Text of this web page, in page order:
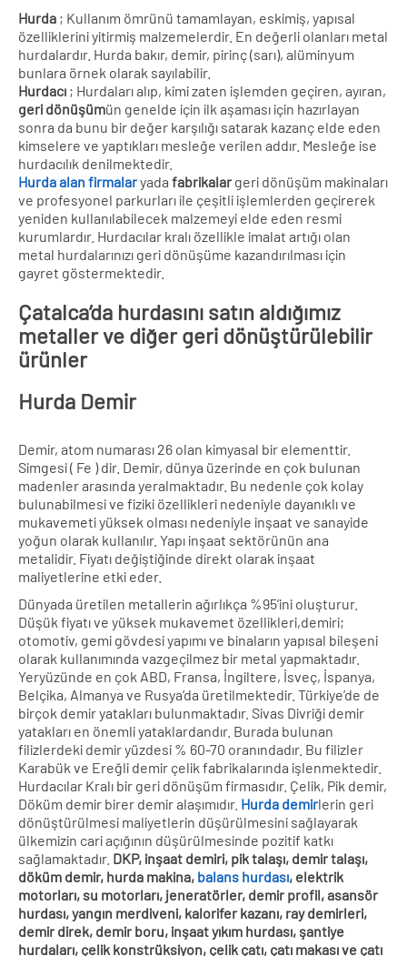
Hurda ; Kullanım ömrünü tamamlayan, eskimiş, yapısal
özelliklerini yitirmiş malzemelerdir. En değerli olanları metal
hurdalardır. Hurda bakır, demir, pirinç (sarı), alüminyum
bunlara örnek olarak sayılabilir.
Hurdacı ; Hurdaları alıp, kimi zaten işlemden geçiren, ayıran,
geri dönüşümün genelde için ilk aşaması için hazırlayan
sonra da bunu bir değer karşılığı satarak kazanç elde eden
kimselere ve yaptıkları mesleğe verilen addır. Mesleğe ise
hurdacılık denilmektedir.
Hurda alan firmalaryada fabrikalar geri dönüşüm makinaları
ve profesyonel parkurları ile çeşitli işlemlerden geçirerek
yeniden kullanılabilecek malzemeyi elde eden resmi
kurumlardır. Hurdacılar kralı özellikle imalat artığı olan
metal hurdalarınızı geri dönüşüme kazandırılması için
gayret göstermektedir.
Çatalca’da hurdasını satın aldığımız
metaller ve diğer geri dönüştürülebilir
ürünler
Hurda Demir
Demir, atom numarası 26 olan kimyasal bir elementtir.
Simgesi ( Fe ) dir. Demir, dünya üzerinde en çok bulunan
madenler arasında yeralmaktadır. Bu nedenle çok kolay
bulunabilmesi ve fiziki özellikleri nedeniyle dayanıklı ve
mukavemeti yüksek olması nedeniyle inşaat ve sanayide
yoğun olarak kullanılır. Yapı inşaat sektörünün ana
metalidir. Fiyatı değiştiğinde direkt olarak inşaat
maliyetlerine etki eder.
Dünyada üretilen metallerin ağırlıkça %95’ini oluşturur.
Düşük fiyatı ve yüksek mukavemet özellikleri,demiri;
otomotiv, gemi gövdesi yapımı ve binaların yapısal bileşeni
olarak kullanımında vazgeçilmez bir metal yapmaktadır.
Yeryüzünde en çok ABD, Fransa, İngiltere, İsveç, İspanya,
Belçika, Almanya ve Rusya’da üretilmektedir. Türkiye’de de
birçok demir yatakları bulunmaktadır. Sivas Divriği demir
yatakları en önemli yataklardandır. Burada bulunan
filizlerdeki demir yüzdesi % 60-70 oranındadır. Bu filizler
Karabük ve Ereğli demir çelik fabrikalarında işlenmektedir.
Hurdacılar Kralı bir geri dönüşüm firmasıdır. Çelik, Pik demir,
Döküm demir birer demir alaşımıdır. Hurda demirlerin geri
dönüştürülmesi maliyetlerin düşürülmesini sağlayarak
ülkemizin cari açığının düşürülmesinde pozitif katkı
sağlamaktadır. DKP, inşaat demiri, pik talaşı, demir talaşı,
döküm demir, hurda makina, balans hurdası, elektrik
motorları, su motorları, jeneratörler, demir profil, asansör
hurdası, yangın merdiveni, kalorifer kazanı, ray demirleri,
demir direk, demir boru, inşaat yıkım hurdası, şantiye
hurdaları, çelik konstrüksiyon, çelik çatı, çatı makası ve çatı